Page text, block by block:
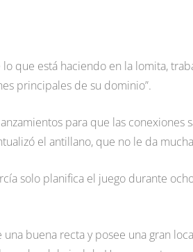
que está haciendo en la lomita,
principales de su dominio”.
para que las conexiones
el antillano, que no le da
solo planifica el juego durante
buena recta y posee una gran